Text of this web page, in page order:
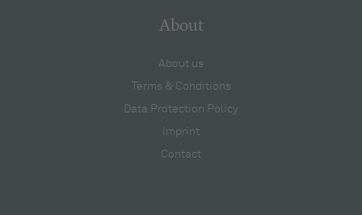
About
About us
Terms & Conditions
Data Protection Policy
Imprint
Contact